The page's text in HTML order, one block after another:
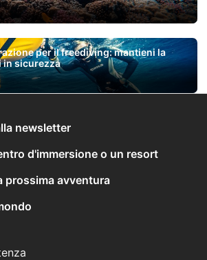
per il freediving: mantieni la
in sicurezza
newsletter
d'immersione o un resort
prossima avventura